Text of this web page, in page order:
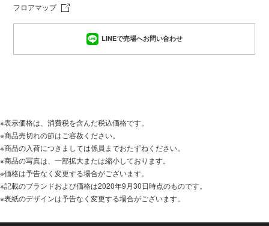
フロアマップ
LINEで売場へお問い合わせ
※表示価格は、消費税を含んだ税込価格です。
※商品売切れの節はご容赦ください。
※商品の入荷につきましては係員までおたずねください。
※商品の写真は、一部拡大または縮小しております。
※価格は予告なく変更する場合がございます。
※記載のブランドおよび価格は2020年9月30日時点のものです。
※表紙のデザインは予告なく変更する場合がございます。